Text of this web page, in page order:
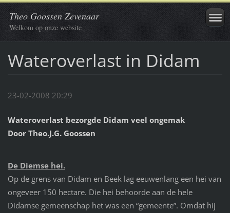
Theo Goossen Zevenaar
Welkom op onze website
Wateroverlast in Didam
23-02-2008 20:29
Wateroverlast bezorgde Didam veel ongemak
Door Theo.J.G. Goossen
De Diemse hei.
Op de grens van Didam en Beek lag eeuwenlang een hei van
ongeveer 150 hectare. Die hei behoorde aan de hele
Didamse gemeenschap het was een “gemeente”. Omdat hij